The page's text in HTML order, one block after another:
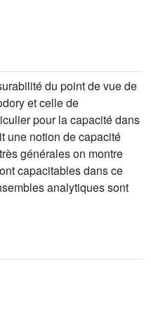
du point de vue de
et celle de
pour la capacité dans
une notion de capacité
générales on montre
capacitables dans ce
analytiques sont